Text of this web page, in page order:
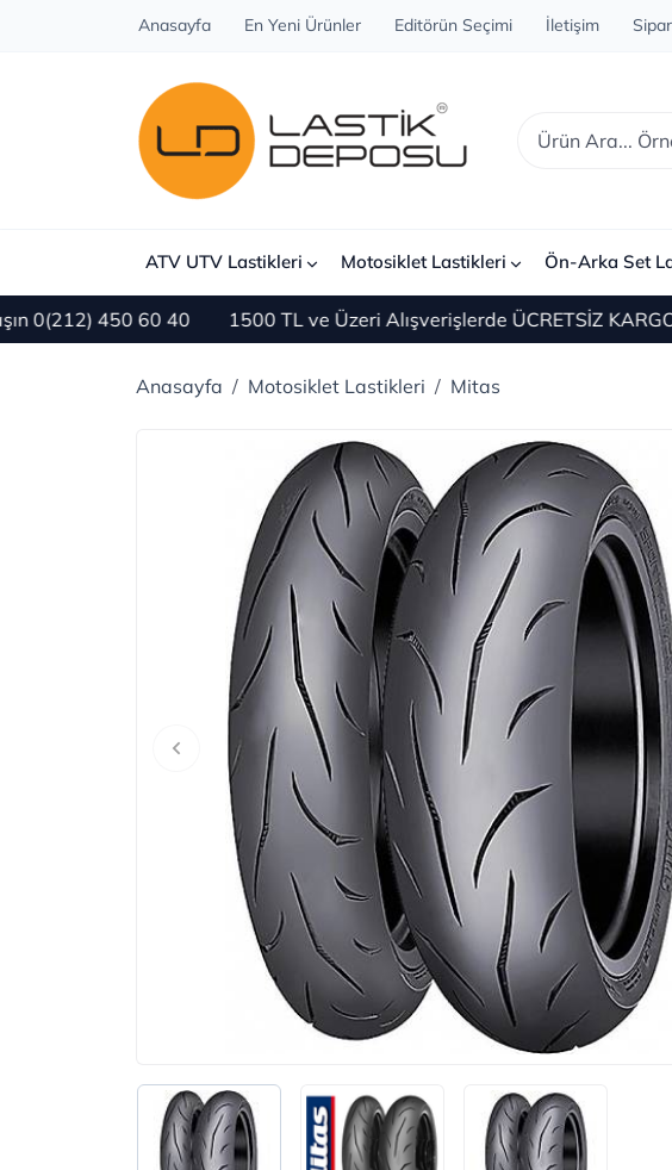
Anasayfa En Yeni Ürünler Editörün Seçimi İletişim
ATV UTV Lastikleri Motosiklet Lastikleri Ön-Arka Set
450 60 40 1500 TL ve Üzeri Alışverişlerde ÜCRETSİZ KARGO
Anasayfa Motosiklet Lastikleri Mitas